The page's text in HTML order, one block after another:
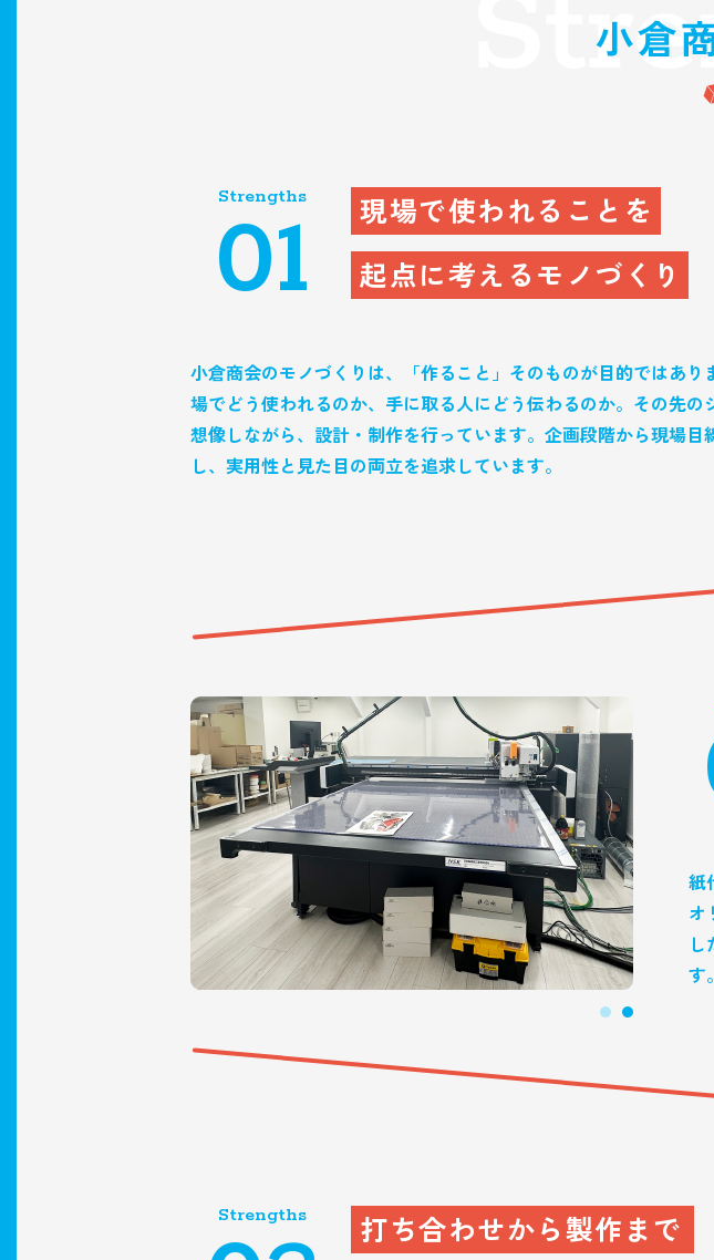
Strengths
01
現場で使われることを
起点に考えるモノづくり
小倉商会のモノづくりは、「作ること」そのものが目的ではあり
場でどう使われるのか、手に取る人にどう伝わるのか。その先の
想像しながら、設計・制作を行っています。企画段階から現場目
し、実用性と見た目の両立を追求しています。
紙
オ
す
Strengths
打ち合わせから製作まで